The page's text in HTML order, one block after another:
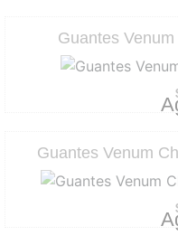
Guantes
Guantes Venum